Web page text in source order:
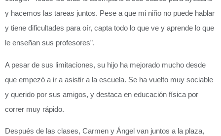
y hacemos las tareas juntos. Pese a que mi niño no puede hablar
y tiene dificultades para oír, capta todo lo que ve y aprende lo que
le enseñan sus profesores”.
A pesar de sus limitaciones, su hijo ha mejorado mucho desde
que empezó a ir a asistir a la escuela. Se ha vuelto muy sociable
y querido por sus amigos, y destaca en educación física por
correr muy rápido.
Después de las clases, Carmen y Ángel van juntos a la plaza,